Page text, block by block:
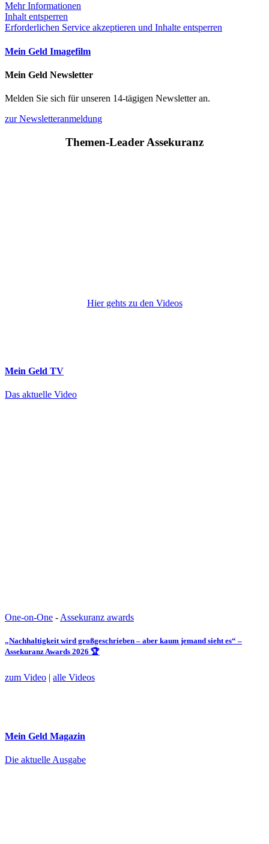
Mehr Informationen
Inhalt entsperren
Erforderlichen Service akzeptieren und Inhalte entsperren
Mein Geld Imagefilm
Mein Geld Newsletter
Melden Sie sich für unseren 14-tägigen Newsletter an.
zur Newsletteranmeldung
Themen-Leader Assekuranz
Hier gehts zu den Videos
Mein Geld TV
Das aktuelle Video
One-on-One - Assekuranz awards
„Nachhaltigkeit wird großgeschrieben – aber kaum jemand sieht es“ –
Assekuranz Awards 2026 🏆
zum Video alle Videos
Mein Geld Magazin
Die aktuelle Ausgabe